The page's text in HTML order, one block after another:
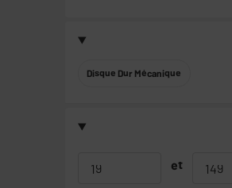
Disque Dur Mécanique
et